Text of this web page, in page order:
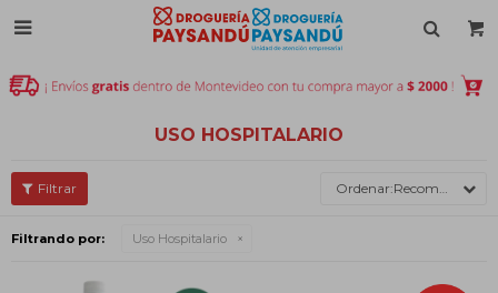

USO HOSPITALARIO
Recomendados
Filtrando por: Uso Hospitalario